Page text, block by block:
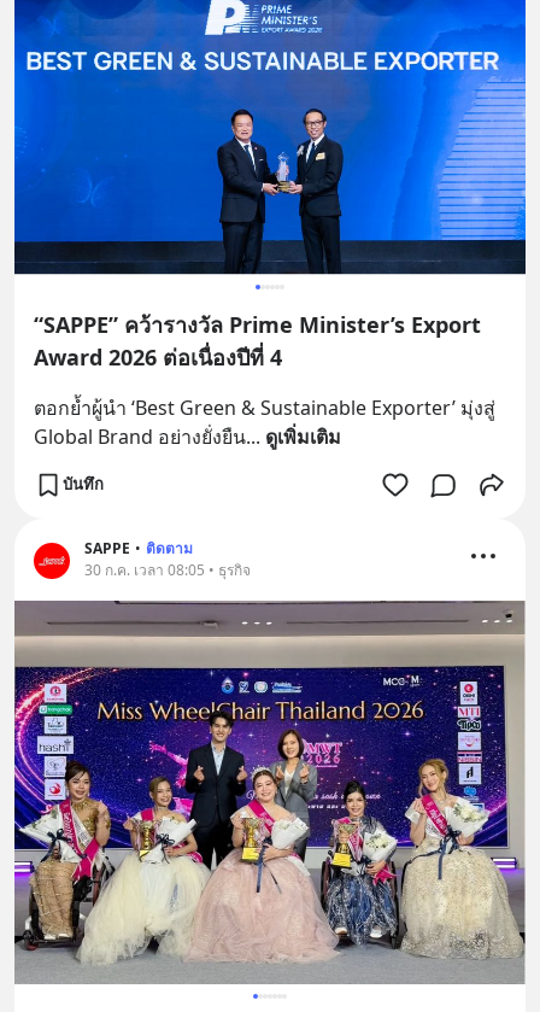
“SAPPE” คว้ารางวัล Prime Minister’s Export
Award 2026 ต่อเนื่องปีที่ 4
ตอกย้ำผู้นำ ‘Best Green & Sustainable Exporter’ มุ่งสู่
Global Brand อย่างยั่งยืน... ดูเพิ่มเติม
บันทึก
SAPPE • ติดตาม
30 ก.ค. เวลา 08:05 • ธุรกิจ